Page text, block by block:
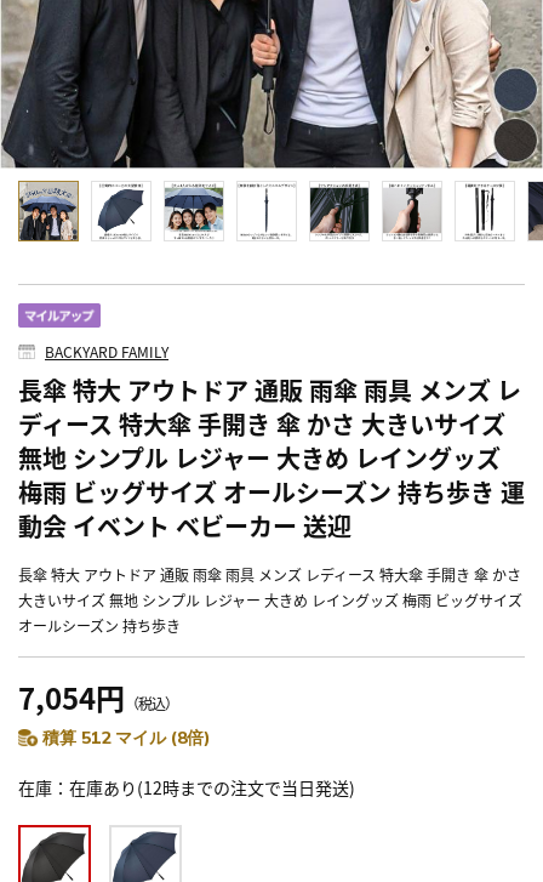
BACKYARD FAMILY
長傘 特大 アウトドア 通販 雨傘 雨具 メンズ レ
ディース 特大傘 手開き 傘 かさ 大きいサイズ
無地 シンプル レジャー 大きめ レイングッズ
梅雨 ビッグサイズ オールシーズン 持ち歩き 運
動会 イベント ベビーカー 送迎
長傘 特大 アウトドア 通販 雨傘 雨具 メンズ レディース 特大傘 手開き 傘 かさ
大きいサイズ 無地 シンプル レジャー 大きめ レイングッズ 梅雨 ビッグサイズ
オールシーズン 持ち歩き
7,054円 （税込）
積算 512 マイル (8倍)
在庫 在庫あり(12時までの注文で当日発送)